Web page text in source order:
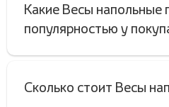
Какие Весы напольные
популярностью у
Сколько стоит Весы